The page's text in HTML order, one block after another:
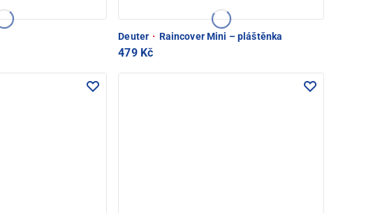
Deuter · Raincover Mini – pláštěnka
479 Kč